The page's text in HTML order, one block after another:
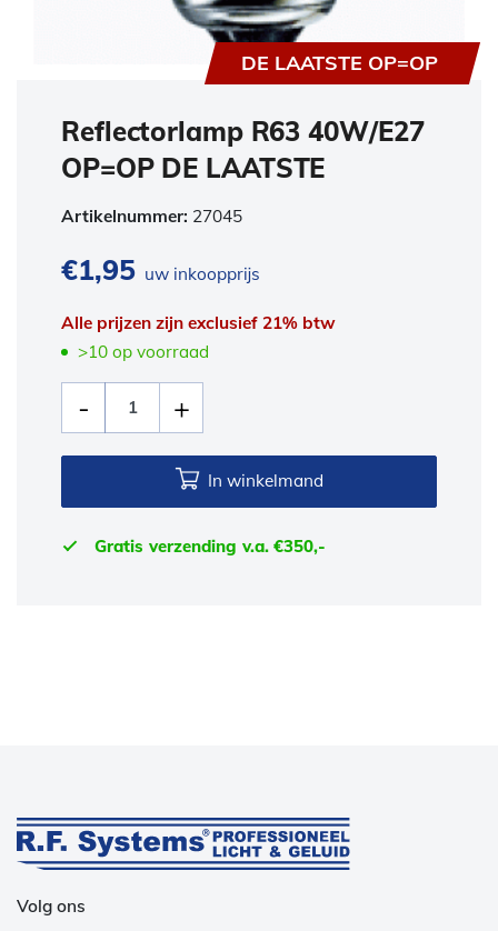
DE LAATSTE OP=OP
Reflectorlamp R63 40W/E27
OP=OP DE LAATSTE
Artikelnummer: 27045
€1,95 uw inkoopprijs
Alle prijzen zijn exclusief 21% btw
>10 op voorraad
In winkelmand
Gratis verzending v.a. €350,-
Volg ons